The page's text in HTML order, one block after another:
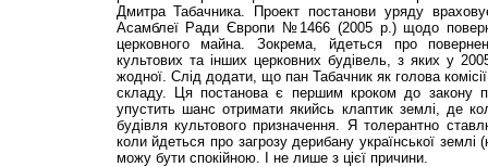
Дмитра Табачника. Проект постанови уряду
Асамблеї Ради Європи №1466 (2005 р.) щодо
церковного майна. Зокрема, йдеться про
культових та інших церковних будівель, з яких у
жодної. Слід додати, що пан Табачник як голова
складу. Ця постанова є першим кроком до закону
упустить шанс отримати якийсь клаптик землі, де
будівля культового призначення. Я толерантно
коли йдеться про загрозу дерибану української
можу бути спокійною. І не лише з цієї причини.